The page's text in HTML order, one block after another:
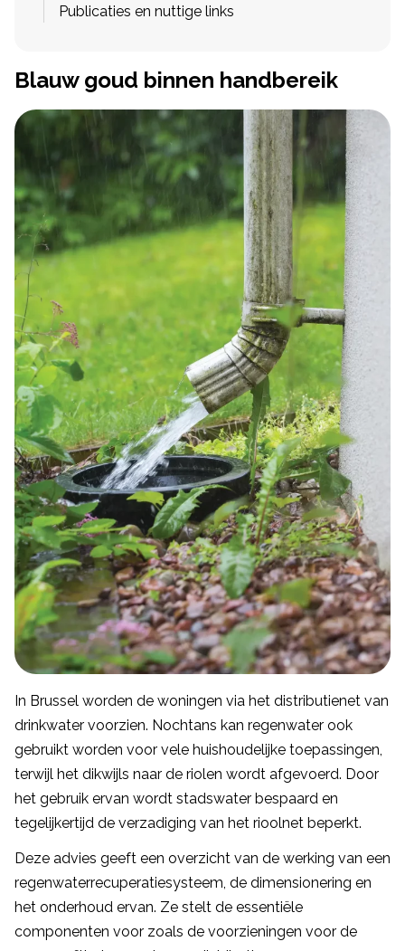
Publicaties en nuttige links
Blauw goud binnen handbereik
In Brussel worden de woningen via het distributienet van
drinkwater voorzien. Nochtans kan regenwater ook
gebruikt worden voor vele huishoudelijke toepassingen,
terwijl het dikwijls naar de riolen wordt afgevoerd. Door
het gebruik ervan wordt stadswater bespaard en
tegelijkertijd de verzadiging van het rioolnet beperkt.
Deze advies geeft een overzicht van de werking van een
regenwaterrecuperatiesysteem, de dimensionering en
het onderhoud ervan. Ze stelt de essentiële
componenten voor zoals de voorzieningen voor de